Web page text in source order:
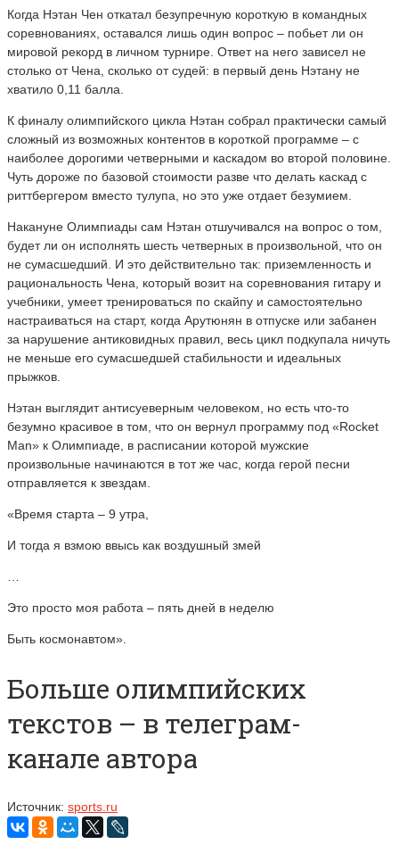
Когда Нэтан Чен откатал безупречную короткую в командных
соревнованиях, оставался лишь один вопрос – побьет ли он
мировой рекорд в личном турнире. Ответ на него зависел не
столько от Чена, сколько от судей: в первый день Нэтану не
хватило 0,11 балла.
К финалу олимпийского цикла Нэтан собрал практически самый
сложный из возможных контентов в короткой программе – с
наиболее дорогими четверными и каскадом во второй половине.
Чуть дороже по базовой стоимости разве что делать каскад с
риттбергером вместо тулупа, но это уже отдает безумием.
Накануне Олимпиады сам Нэтан отшучивался на вопрос о том,
будет ли он исполнять шесть четверных в произвольной, что он
не сумасшедший. И это действительно так: приземленность и
рациональность Чена, который возит на соревнования гитару и
учебники, умеет тренироваться по скайпу и самостоятельно
настраиваться на старт, когда Арутюнян в отпуске или забанен
за нарушение антиковидных правил, весь цикл подкупала ничуть
не меньше его сумасшедшей стабильности и идеальных
прыжков.
Нэтан выглядит антисуеверным человеком, но есть что-то
безумно красивое в том, что он вернул программу под «Rocket
Man» к Олимпиаде, в расписании которой мужские
произвольные начинаются в тот же час, когда герой песни
отправляется к звездам.
«Время старта – 9 утра,
И тогда я взмою ввысь как воздушный змей
Это просто моя работа – пять дней в неделю
Быть космонавтом».
Больше олимпийских
текстов – в телеграм-
канале автора
Источник: sports.ru